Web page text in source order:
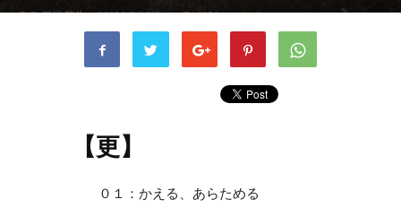
書者 稲垣 英伸 - 2020年7月8日 1986 0
【更】
０１：かえる、あらためる